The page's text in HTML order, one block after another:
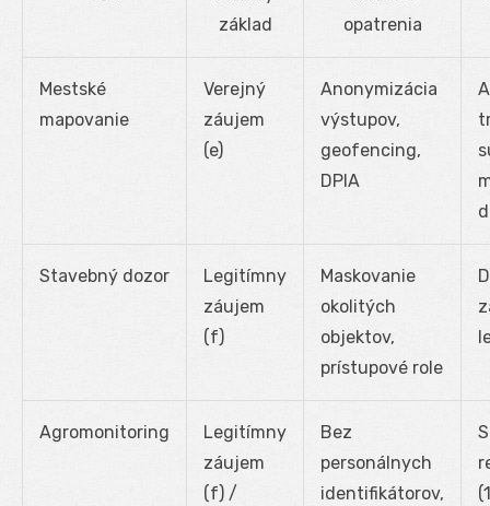
základ
opatrenia
Mestské
mapovanie
Verejný
záujem
(e)
Anonymizácia
výstupov,
geofencing,
DPIA
Stavebný dozor
Legitímny
záujem
(f)
Maskovanie
okolitých
objektov,
prístupové role
Agromonitoring
Legitímny
záujem
(f) /
Bez
personálnych
identifikátorov,